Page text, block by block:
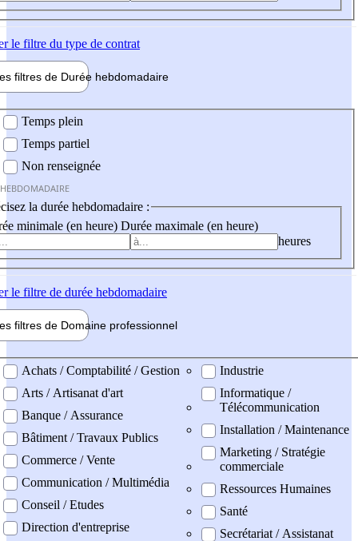
le filtre du type de contrat
filtres de Durée hebdomadaire
Temps plein
Temps partiel
Non renseignée
la durée hebdomadaire :
minimale (en heure) Durée maximale (en heure)
heures
le filtre de durée hebdomadaire
filtres de Domaine professionnel
professionel
Achats / Comptabilité / Gestion
Arts / Artisanat d'art
Banque / Assurance
Bâtiment / Travaux Publics
Commerce / Vente
Communication / Multimédia
Conseil / Etudes
Direction d'entreprise
Industrie
Informatique /
Télécommunication
Installation / Maintenance
Marketing / Stratégie
commerciale
Ressources Humaines
Santé
Secrétariat / Assistanat